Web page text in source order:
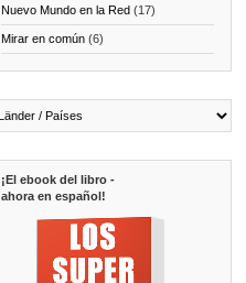
Nuevo Mundo en la Red(17)
Mirar en común(6)
¡El ebook del libro -
ahora en español!